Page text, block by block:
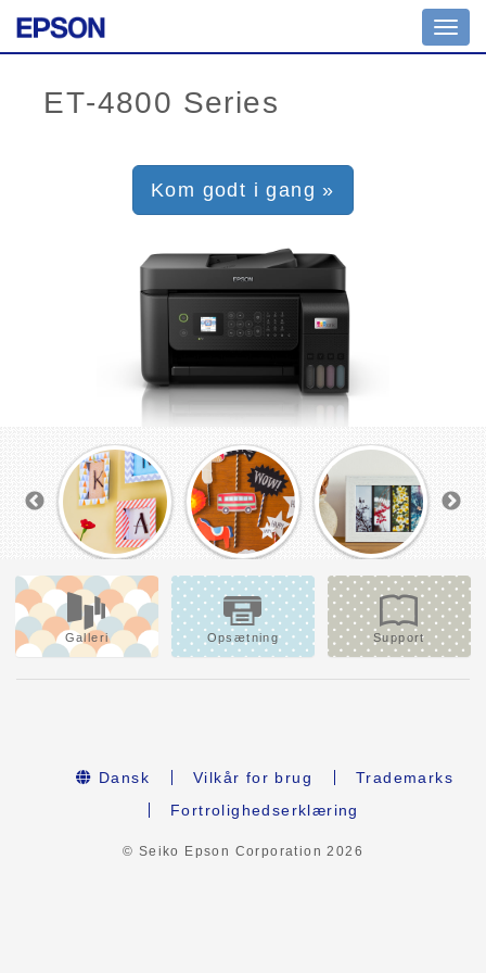
Kom godt i gang »
Galleri Opsætning Support
Dansk Vilkår for brug
Trademarks
Fortrolighedserklæring
© Seiko Epson Corporation2026